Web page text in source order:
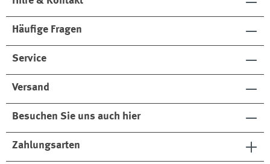
Häufige Fragen
Service
Versand
Besuchen Sie uns auch hier
Zahlungsarten